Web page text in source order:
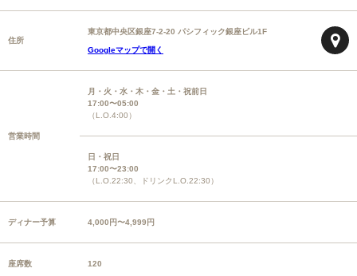
住所
東京都中央区銀座7-2-20 パシフィック銀座ビル1F
Googleマップで開く
営業時間
月・火・水・木・金・土・祝前日
17:00〜05:00
（L.O.4:00）
日・祝日
17:00〜23:00
（L.O.22:30、ドリンクL.O.22:30）
ディナー予算 4,000円〜4,999円
座席数 120